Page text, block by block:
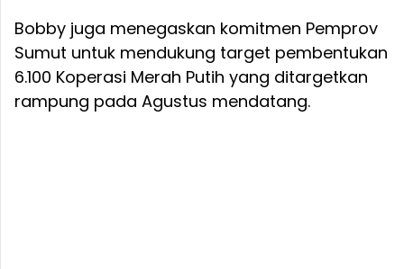
Bobby juga menegaskan komitmen Pemprov
Sumut untuk mendukung target pembentukan
6.100 Koperasi Merah Putih yang ditargetkan
rampung pada Agustus mendatang.